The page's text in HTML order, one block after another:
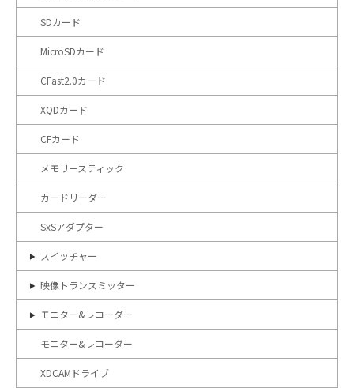
SDカード
MicroSDカード
CFast2.0カード
XQDカード
CFカード
メモリースティック
カードリーダー
SxSアダプター
スイッチャー
映像トランスミッター
モニター&レコーダー
モニター&レコーダー
XDCAMドライブ